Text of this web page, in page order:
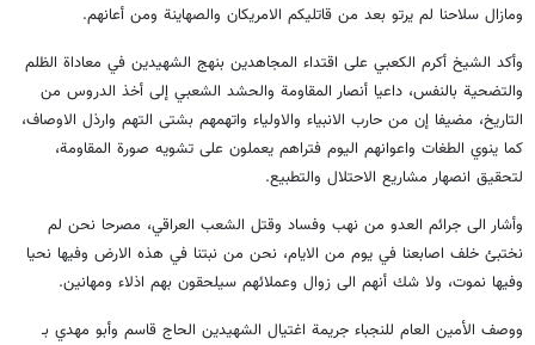
ومازال سلاحنا لم يرتو بعد من قاتليكم الامريكان والصهاينة ومن أعانهم.
وأكد الشيخ أكرم الكعبي على اقتداء المجاهدين بنهج الشهيدين في معاداة الظلم
والتضحية بالنفس، داعيا أنصار المقاومة والحشد الشعبي إلى أخذ الدروس من
التاريخ، مضيفا إن من حارب الانبياء والاولياء واتهمهم بشتى التهم وارذل الاوصاف،
كما ينوي الطغات واعوانهم اليوم فتراهم يعملون على تشويه صورة المقاومة،
لتحقيق انصهار مشاريع الاحتلال والتطبيع.
وأشار الى جرائم العدو من نهب وفساد وقتل الشعب العراقي، مصرحا نحن لم
نختبئ خلف اصابعنا في يوم من الايام، نحن من نبتنا في هذه الارض وفيها نحيا
وفيها نموت، ولا شك أنهم الى زوال وعملائهم سيلحقون بهم اذلاء ومهانين.
ووصف الأمين العام للنجباء جريمة اغتيال الشهيدين الحاج قاسم وأبو مهدي بـ